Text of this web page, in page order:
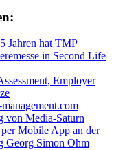
Jahren hat TMP
in Second Life
Employer
von Media-Saturn
Mobile App an der
Georg Simon Ohm